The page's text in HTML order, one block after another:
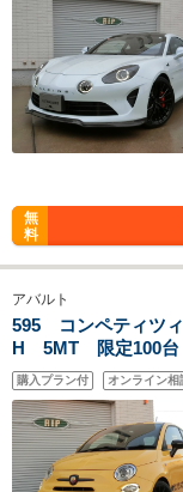
無
料
アバルト
595 コンペティツ
H 5MT 限定100台
ボンシート 17イン
ーフ
購入プラン付 オンライン相